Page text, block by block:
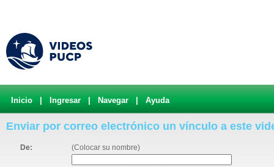
Inicio Ingresar Navegar Ayuda
Enviar por correo electrónico un vínculo a este
De: (Colocar su nombre)